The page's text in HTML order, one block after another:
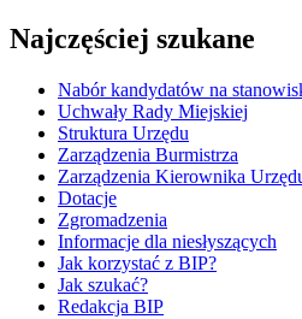
Najczęściej szukane
Nabór kandydatów na
Uchwały Rady Miejskiej
Struktura Urzędu
Zarządzenia Burmistrza
Zarządzenia Kierownika
Dotacje
Zgromadzenia
Informacje dla niesłyszących
Jak korzystać z BIP?
Jak szukać?
Redakcja BIP